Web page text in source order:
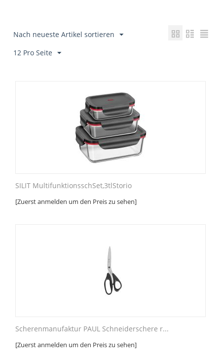
Nach neueste Artikel sortieren
12 Pro Seite
SILIT MultifunktionsschSet,3tlStorio
[Zuerst anmelden um den Preis zu sehen]
Scherenmanufaktur PAUL Schneiderschere r...
[Zuerst anmelden um den Preis zu sehen]